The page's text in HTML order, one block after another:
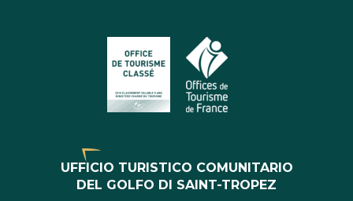
UFFICIO TURISTICO COMUNITARIO
DEL GOLFO DI SAINT-TROPEZ